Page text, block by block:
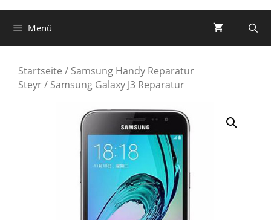
Menü
Startseite / Samsung Handy Reparatur
Steyr/ Samsung Galaxy J3 Reparatur